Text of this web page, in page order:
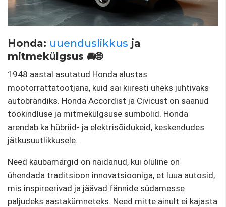
Honda: uuenduslikkus ja
mitmekülgsus 🚘🌐
1948 aastal asutatud Honda alustas
mootorrattatootjana, kuid sai kiiresti üheks juhtivaks
autobrändiks. Honda Accordist ja Civicust on saanud
töökindluse ja mitmekülgsuse sümbolid. Honda
arendab ka hübriid- ja elektrisõidukeid, keskendudes
jätkusuutlikkusele.
Need kaubamärgid on näidanud, kui oluline on
ühendada traditsioon innovatsiooniga, et luua autosid,
mis inspireerivad ja jäävad fännide südamesse
paljudeks aastakümneteks. Need mitte ainult ei kajasta